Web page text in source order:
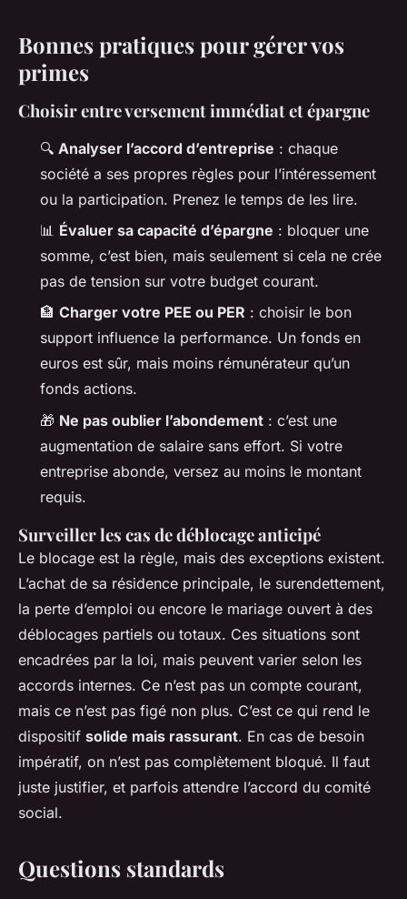
Bonnes pratiques pour gérer vos
primes
Choisir entre versement immédiat et épargne
🔍 Analyser l’accord d’entreprise : chaque
société a ses propres règles pour l’intéressement
ou la participation. Prenez le temps de les lire.
📊 Évaluer sa capacité d’épargne : bloquer une
somme, c’est bien, mais seulement si cela ne crée
pas de tension sur votre budget courant.
🏦 Charger votre PEE ou PER : choisir le bon
support influence la performance. Un fonds en
euros est sûr, mais moins rémunérateur qu’un
fonds actions.
🎁 Ne pas oublier l’abondement : c’est une
augmentation de salaire sans effort. Si votre
entreprise abonde, versez au moins le montant
requis.
Surveiller les cas de déblocage anticipé
Le blocage est la règle, mais des exceptions existent.
L’achat de sa résidence principale, le surendettement,
la perte d’emploi ou encore le mariage ouvert à des
déblocages partiels ou totaux. Ces situations sont
encadrées par la loi, mais peuvent varier selon les
accords internes. Ce n’est pas un compte courant,
mais ce n’est pas figé non plus. C’est ce qui rend le
dispositif solide mais rassurant. En cas de besoin
impératif, on n’est pas complètement bloqué. Il faut
juste justifier, et parfois attendre l’accord du comité
social.
Questions standards